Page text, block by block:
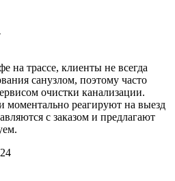
на трассе, клиенты не всегда
санузлом, поэтому часто
очистки канализации.
моментально реагируют на выезд
с заказом и предлагают